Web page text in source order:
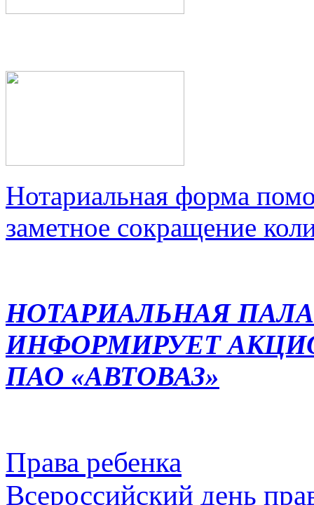
Нотариальная форма
заметное сокращение
НОТАРИАЛЬНАЯ
ИНФОРМИРУЕТ
ПАО «АВТОВАЗ»
Права ребенка
Всероссийский день